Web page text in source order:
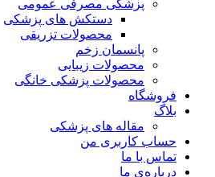
پزشکی مصرفی عمومی
دستکش های پزشکی
محصولات تزریقی
پانسمان زخم
محصولات زیبایی
محصولات پزشکی خانگی
فروشگاه
بلاگ
مقاله های پزشکی
حساب کاربری من
تماس با ما
درباره‌ی ما